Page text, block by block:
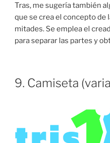
Tras, me sugería también
que se crea el concepto de
mitades. Se emplea el
para separar las partes y
9. Camiseta